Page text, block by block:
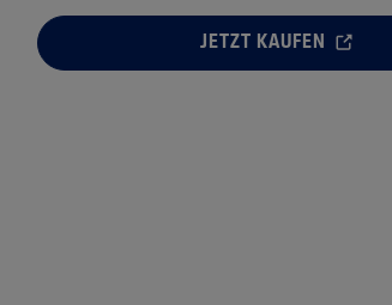
JETZT KAUFEN